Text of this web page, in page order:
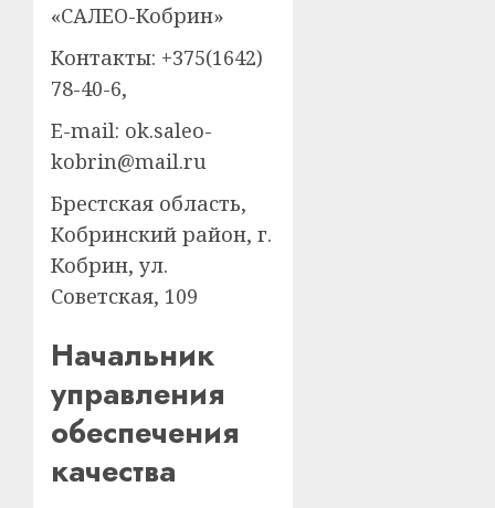
«САЛЕО-Кобрин»
Контакты: +375(1642)
78-40-6,
E-mail: ok.saleo-
kobrin@mail.ru
Брестская область,
Кобринский район, г.
Кобрин, ул.
Советская, 109
Начальник
управления
обеспечения
качества